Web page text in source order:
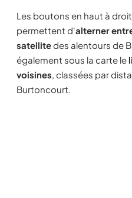
Les boutons en haut à
permettent d'alterner
satellitedes alentours de
également sous la carte le
voisines, classées par
Burtoncourt.